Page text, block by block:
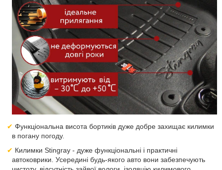
Функціональна висота бортиків дуже добре захищає килимки
в погану погоду.
Килимки Stingray - дуже функціональні і практичні
автоковрики. Усередині будь-якого авто вони забезпечують